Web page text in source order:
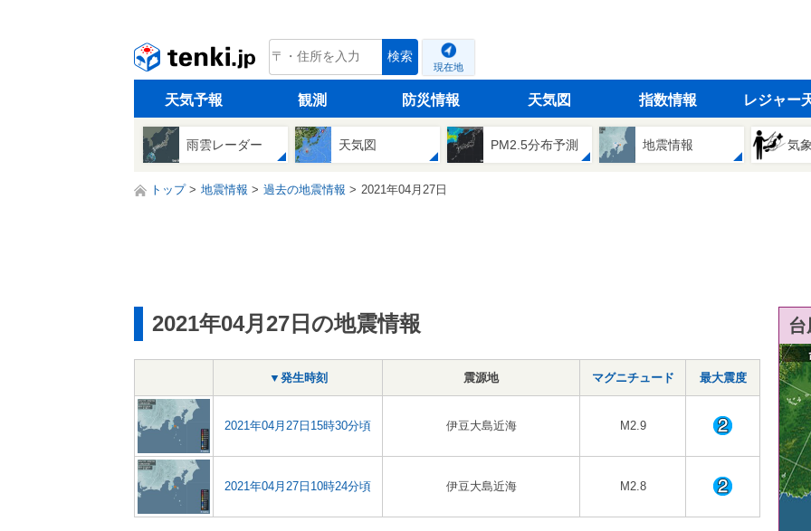
tenki.jp 検索
現在地
天気予報 観測 防災情報 天気図 指数情報 レジャー
雨雲レーダー 天気図 PM2.5分布予測 地震情報 気
トップ 地震情報 過去の地震情報 2021年04月27日
2021年04月27日の地震情報
▼発生時刻 震源地 マグニチュード 最大震度
2021年04月27日15時30分頃 伊豆大島近海 M2.9
2021年04月27日10時24分頃 伊豆大島近海 M2.8